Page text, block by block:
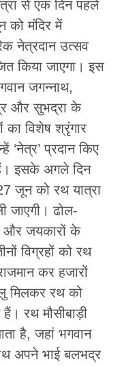
से एक दिन पहले
को मंदिर में
नेत्रदान उत्सव
किया जाएगा। इस
जगन्नाथ,
और सुभद्रा के
का विशेष श्रृंगार
‘नेत्र’ प्रदान किए
इसके अगले दिन
जून को रथ यात्रा
जाएगी। ढोल-
और जयकारों के
विग्रहों को रथ
कर हजारों
मिलकर रथ को
रथ मौसीबाड़ी
है, जहां भगवान
अपने भाई बलभद्र